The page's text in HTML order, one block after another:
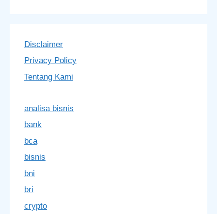
Disclaimer
Privacy Policy
Tentang Kami
analisa bisnis
bank
bca
bisnis
bni
bri
crypto